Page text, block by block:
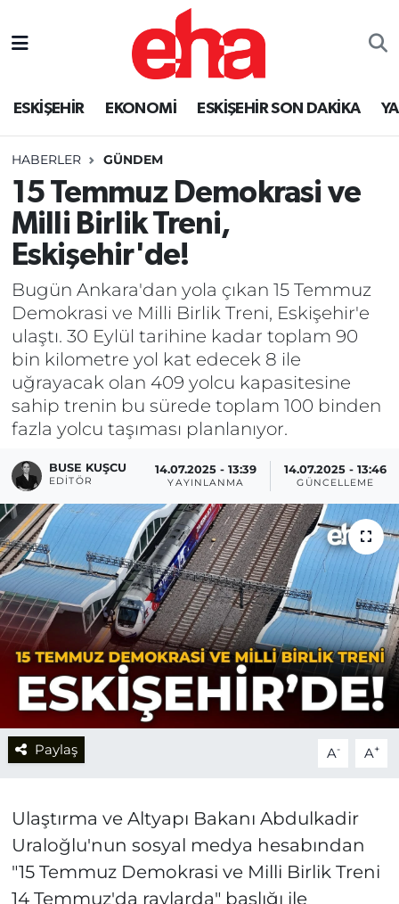
ESKİŞEHİR EKONOMİ ESKİŞEHİR SON DAKİKA
HABERLER GÜNDEM
15 Temmuz Demokrasi ve
Milli Birlik Treni,
Eskişehir'de!
Bugün Ankara'dan yola çıkan 15 Temmuz
Demokrasi ve Milli Birlik Treni, Eskişehir'e
ulaştı. 30 Eylül tarihine kadar toplam 90
bin kilometre yol kat edecek 8 ile
uğrayacak olan 409 yolcu kapasitesine
sahip trenin bu sürede toplam 100 binden
fazla yolcu taşıması planlanıyor.
BUSE KUŞCU
EDITÖR
14.07.2025 - 13:39
YAYINLANMA
14.07.2025 - 13:46
GÜNCELLEME
Paylaş A- A+
Ulaştırma ve Altyapı Bakanı Abdulkadir
Uraloğlu'nun sosyal medya hesabından
"15 Temmuz Demokrasi ve Milli Birlik Treni
14 Temmuz'da raylarda" başlığı ile